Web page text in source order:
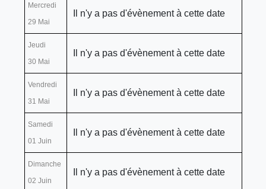
Mercredi
29 Mai
Il n'y a pas d'évènement à cette date
Jeudi
30 Mai
Il n'y a pas d'évènement à cette date
Vendredi
31 Mai
Il n'y a pas d'évènement à cette date
Samedi
01 Juin
Il n'y a pas d'évènement à cette date
Dimanche
02 Juin
Il n'y a pas d'évènement à cette date